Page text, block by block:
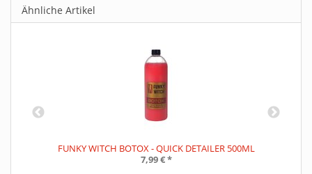
Ähnliche Artikel
FUNKY WITCH BOTOX - QUICK DETAILER 500ML
7,99 €*